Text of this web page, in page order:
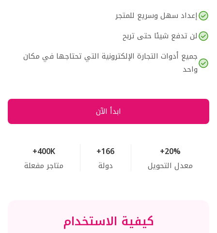
إعداد سهل وسريع للمتجر
لن تدفع شيئا حتى تربح
جميع أدوات التجارة الإلكترونية التي تحتاجها في مكان
واحد
ابدأ الآن
+400K
متاجر مفعلة
+166
دولة
+20%
معدل التحويل
كيفية الاستخدام